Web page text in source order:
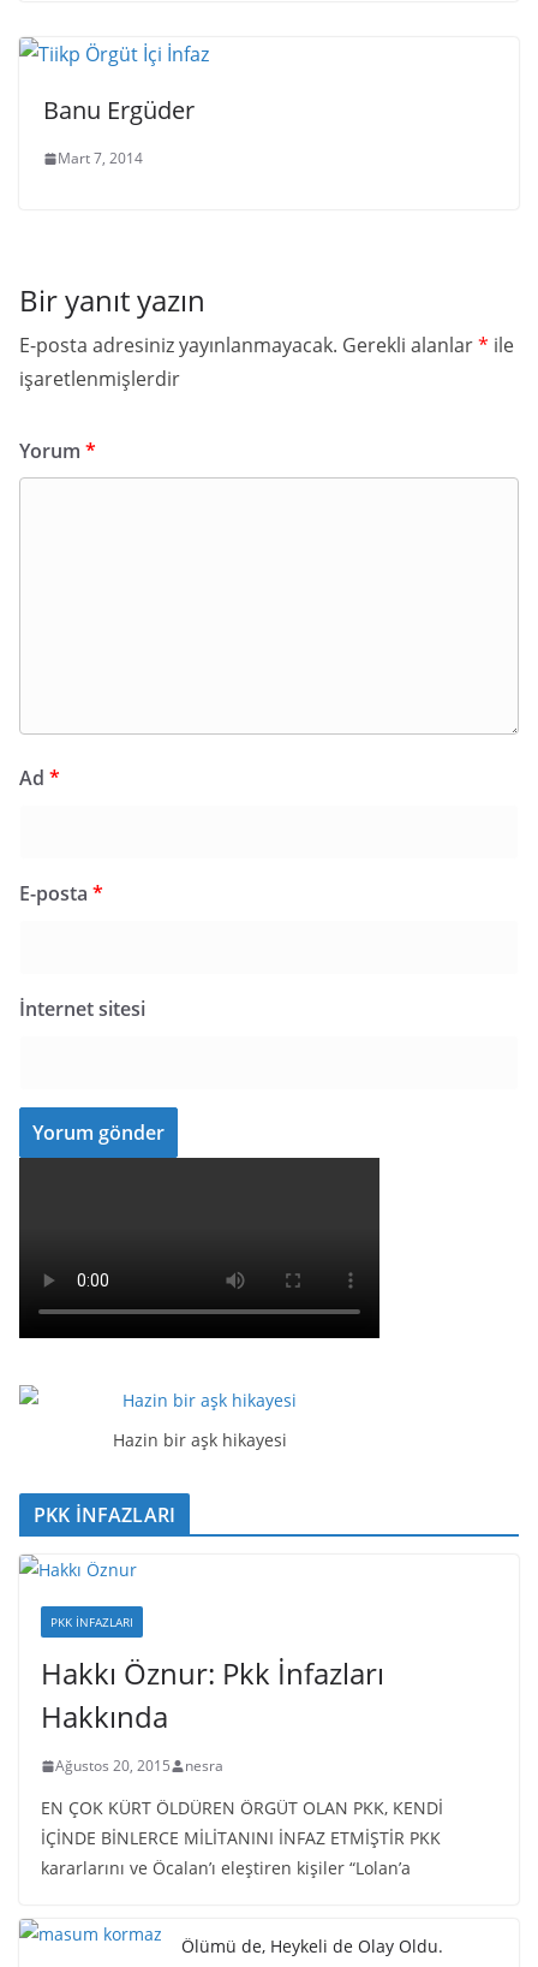
Banu Ergüder
Mart 7, 2014
Bir yanıt yazın
E-posta adresiniz yayınlanmayacak. Gerekli alanlar* ile
işaretlenmişlerdir
Yorum *
Ad *
E-posta *
İnternet sitesi
Hazin bir aşk hikayesi
PKK İNFAZLARI
PKK İNFAZLARI
Hakkı Öznur: Pkk İnfazları
Hakkında
Ağustos 20, 2015 nesra
EN ÇOK KÜRT ÖLDÜREN ÖRGÜT OLAN PKK, KENDİ
İÇİNDE BİNLERCE MİLİTANINI İNFAZ ETMİŞTİR PKK
kararlarını ve Öcalan’ı eleştiren kişiler “Lolan’a
Ölümü de, Heykeli de Olay Oldu.